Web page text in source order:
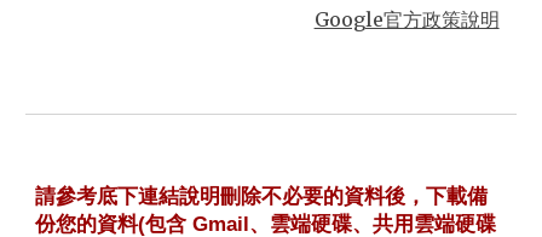
Google官方政策說明
請參考底下連結說明刪除不必要的資料後，下載備
份您的資料(包含 Gmail、雲端硬碟、共用雲端硬碟